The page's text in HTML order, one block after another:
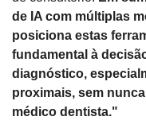
de IA com múltiplas
posiciona estas
fundamental à
diagnóstico,
proximais, sem
médico dentista."